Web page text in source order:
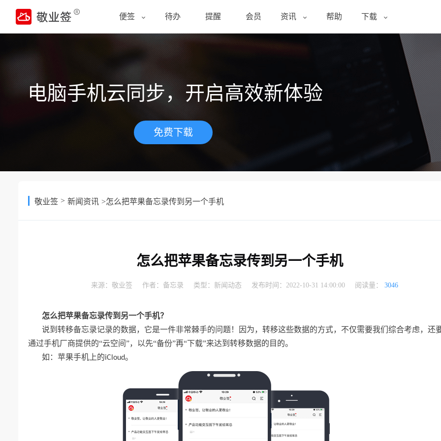
便签 待办 提醒 会员 资讯 帮助 下载
电脑手机云同步，开启高效新体验
免费下载
敬业签 > 新闻资讯 >怎么把苹果备忘录传到另一个手机
怎么把苹果备忘录传到另一个手机
来源： 敬业签 作者： 备忘录 类型： 新闻动态 发布时间：2022-10-31 14:00:00 阅读量： 3046
怎么把苹果备忘录传到另一个手机？
说到转移备忘录记录的数据，它是一件非常棘手的问题！因为，转移这些数据的方式，不仅需要我们综合考虑，还
通过手机厂商提供的“云空间”，以先“备份”再“下载”来达到转移数据的目的。
如：苹果手机上的iCloud。